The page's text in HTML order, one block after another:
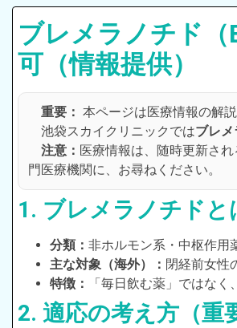
ブレメラノチド
可（情報提供）
重要： 本ページは医療情報の解
池袋スカイクリニックではブレ
注意： 医療情報は、随時更新さ
門医療機関に、お尋ねください。
1. ブレメラノチドと
分類： 非ホルモン系・中枢作用
主な対象（海外）： 閉経前女性
特徴：
「毎日飲む薬」ではなく、
2. 適応の考え方（重